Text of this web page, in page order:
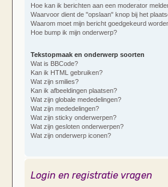
Hoe kan ik berichten aan een moderator
Waarvoor dient de "opslaan" knop bij het
Waarom moet mijn bericht goedgekeurd
Hoe bump ik mijn onderwerp?
Tekstopmaak en onderwerp soorten
Wat is BBCode?
Kan ik HTML gebruiken?
Wat zijn smilies?
Kan ik afbeeldingen plaatsen?
Wat zijn globale mededelingen?
Wat zijn mededelingen?
Wat zijn sticky onderwerpen?
Wat zijn gesloten onderwerpen?
Wat zijn onderwerp iconen?
Login en registratie vragen